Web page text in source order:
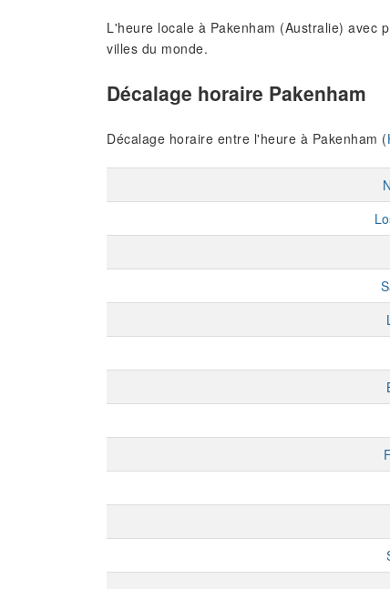
L'heure locale à Pakenham (Australie) avec
villes du monde.
Décalage horaire Pakenham
Décalage horaire entre l'heure à Pakenham (